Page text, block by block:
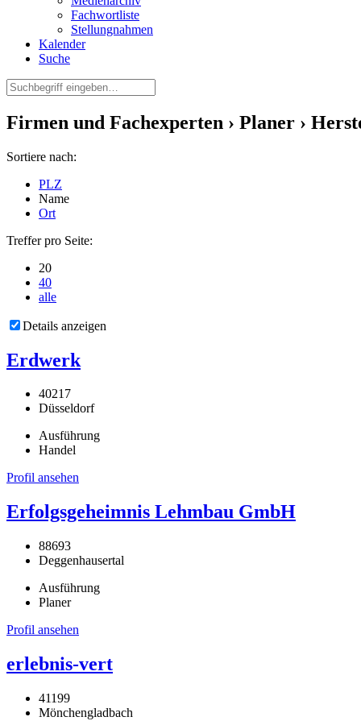
Fachwortliste
Stellungnahmen
Kalender
Suche
Firmen und Fachexperten › Planer ›
Sortiere nach:
PLZ
Name
Ort
Treffer pro Seite:
20
40
alle
Details anzeigen
Erdwerk
40217
Düsseldorf
Ausführung
Handel
Profil ansehen
Erfolgsgeheimnis Lehmbau GmbH
88693
Deggenhausertal
Ausführung
Planer
Profil ansehen
erlebnis-vert
41199
Mönchengladbach